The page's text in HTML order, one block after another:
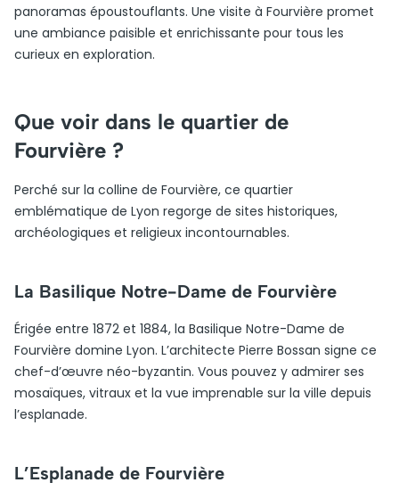
panoramas époustouflants. Une visite à Fourvière promet
une ambiance paisible et enrichissante pour tous les
curieux en exploration.
Que voir dans le quartier de
Fourvière ?
Perché sur la colline de Fourvière, ce quartier
emblématique de Lyon regorge de sites historiques,
archéologiques et religieux incontournables.
La Basilique Notre-Dame de Fourvière
Érigée entre 1872 et 1884, la Basilique Notre-Dame de
Fourvière domine Lyon. L’architecte Pierre Bossan signe ce
chef-d’œuvre néo-byzantin. Vous pouvez y admirer ses
mosaïques, vitraux et la vue imprenable sur la ville depuis
l’esplanade.
L’Esplanade de Fourvière